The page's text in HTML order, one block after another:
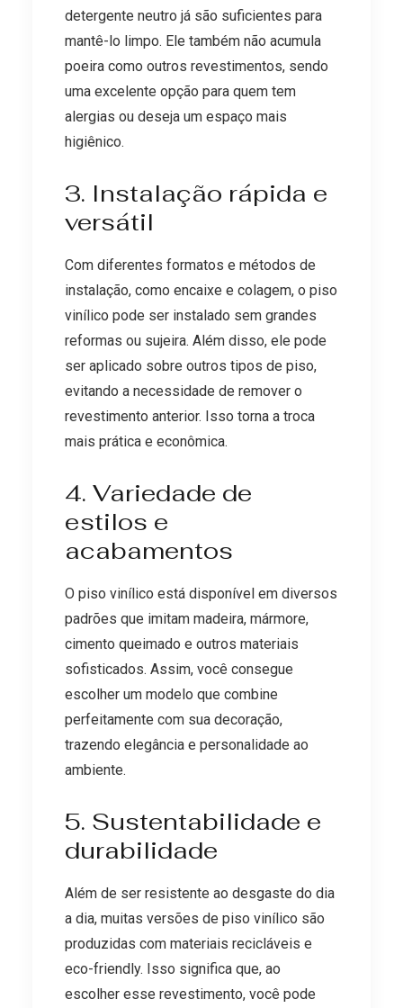
detergente neutro já são suficientes para
mantê-lo limpo. Ele também não acumula
poeira como outros revestimentos, sendo
uma excelente opção para quem tem
alergias ou deseja um espaço mais
higiênico.
3. Instalação rápida e
versátil
Com diferentes formatos e métodos de
instalação, como encaixe e colagem, o piso
vinílico pode ser instalado sem grandes
reformas ou sujeira. Além disso, ele pode
ser aplicado sobre outros tipos de piso,
evitando a necessidade de remover o
revestimento anterior. Isso torna a troca
mais prática e econômica.
4. Variedade de
estilos e
acabamentos
O piso vinílico está disponível em diversos
padrões que imitam madeira, mármore,
cimento queimado e outros materiais
sofisticados. Assim, você consegue
escolher um modelo que combine
perfeitamente com sua decoração,
trazendo elegância e personalidade ao
ambiente.
5. Sustentabilidade e
durabilidade
Além de ser resistente ao desgaste do dia
a dia, muitas versões de piso vinílico são
produzidas com materiais recicláveis e
eco-friendly. Isso significa que, ao
escolher esse revestimento, você pode